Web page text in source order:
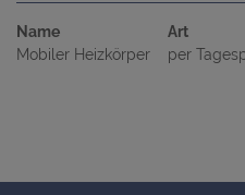
Name
Mobiler Heizkörper
Art
per